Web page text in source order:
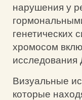
нарушения у
генетических
хромосом
исследования
Визуальные
которые